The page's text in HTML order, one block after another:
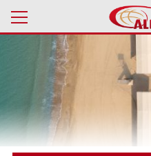
Проверка на резервация
ПОЧИВКИ С АВТОБУС 2026
ПОЧИВКИ СЪС САМОЛЕТ